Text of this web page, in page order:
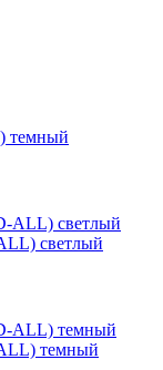
темный
светлый
темный